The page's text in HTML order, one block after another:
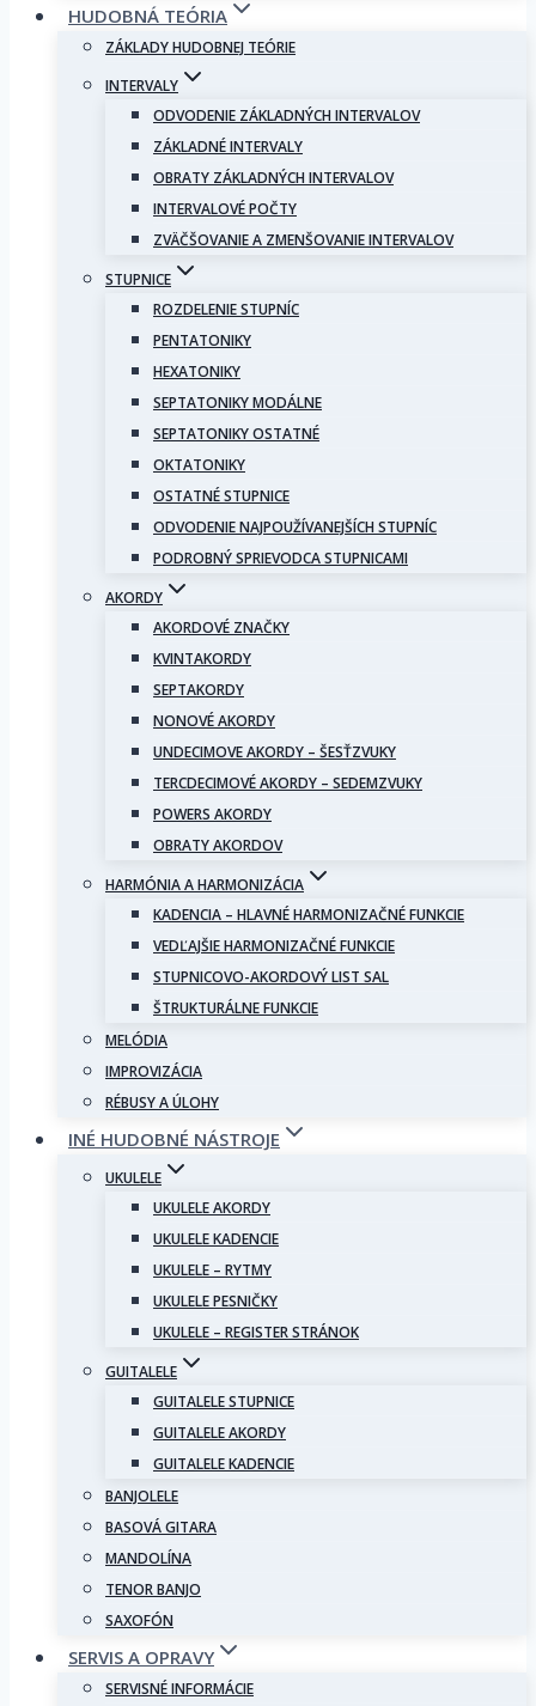
HUDOBNÁ TEÓRIA
ZÁKLADY HUDOBNEJ TEÓRIE
INTERVALY
ODVODENIE ZÁKLADNÝCH INTERVALOV
ZÁKLADNÉ INTERVALY
OBRATY ZÁKLADNÝCH INTERVALOV
INTERVALOVÉ POČTY
ZVÄČŠOVANIE A ZMENŠOVANIE INTERVALOV
STUPNICE
ROZDELENIE STUPNÍC
PENTATONIKY
HEXATONIKY
SEPTATONIKY MODÁLNE
SEPTATONIKY OSTATNÉ
OKTATONIKY
OSTATNÉ STUPNICE
ODVODENIE NAJPOUŽÍVANEJŠÍCH STUPNÍC
PODROBNÝ SPRIEVODCA STUPNICAMI
AKORDY
AKORDOVÉ ZNAČKY
KVINTAKORDY
SEPTAKORDY
NONOVÉ AKORDY
UNDECIMOVE AKORDY – ŠESŤZVUKY
TERCDECIMOVÉ AKORDY – SEDEMZVUKY
POWERS AKORDY
OBRATY AKORDOV
HARMÓNIA A HARMONIZÁCIA
KADENCIA – HLAVNÉ HARMONIZAČNÉ FUNKCIE
VEDĽAJŠIE HARMONIZAČNÉ FUNKCIE
STUPNICOVO-AKORDOVÝ LIST SAL
ŠTRUKTURÁLNE FUNKCIE
MELÓDIA
IMPROVIZÁCIA
RÉBUSY A ÚLOHY
INÉ HUDOBNÉ NÁSTROJE
UKULELE
UKULELE AKORDY
UKULELE KADENCIE
UKULELE – RYTMY
UKULELE PESNIČKY
UKULELE – REGISTER STRÁNOK
GUITALELE
GUITALELE STUPNICE
GUITALELE AKORDY
GUITALELE KADENCIE
BANJOLELE
BASOVÁ GITARA
MANDOLÍNA
TENOR BANJO
SAXOFÓN
SERVIS A OPRAVY
SERVISNÉ INFORMÁCIE